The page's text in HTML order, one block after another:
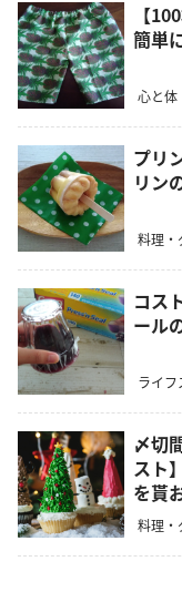
【
簡単
心と体
プリ
リン
料理・
コス
ール
ライフ
〆切
スト
を貰
料理・